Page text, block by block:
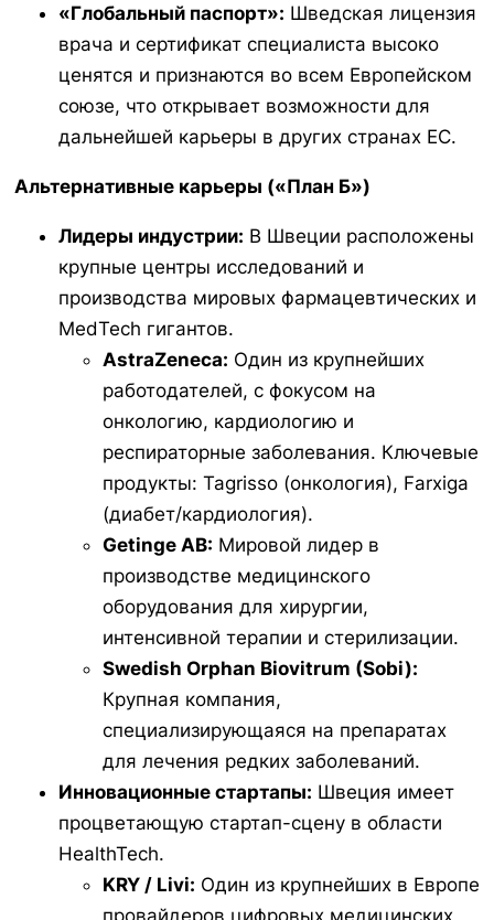
«Глобальный паспорт»: Шведская лицензия
врача и сертификат специалиста высоко
ценятся и признаются во всем Европейском
союзе, что открывает возможности для
дальнейшей карьеры в других странах ЕС.
Альтернативные карьеры («План Б»)
Лидеры индустрии: В Швеции расположены
крупные центры исследований и
производства мировых фармацевтических и
MedTech гигантов.
AstraZeneca: Один из крупнейших
работодателей, с фокусом на
онкологию, кардиологию и
респираторные заболевания. Ключевые
продукты: Tagrisso (онкология), Farxiga
(диабет/кардиология).
Getinge AB: Мировой лидер в
производстве медицинского
оборудования для хирургии,
интенсивной терапии и стерилизации.
Swedish Orphan Biovitrum (Sobi):
Крупная компания,
специализирующаяся на препаратах
для лечения редких заболеваний.
Инновационные стартапы: Швеция имеет
процветающую стартап-сцену в области
HealthTech.
KRY / Livi: Один из крупнейших в Европе
провайдеров цифровых медицинских